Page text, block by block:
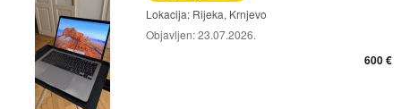
Lokacija: Rijeka, Krnjevo
Objavljen:23.07.2026.
600 €